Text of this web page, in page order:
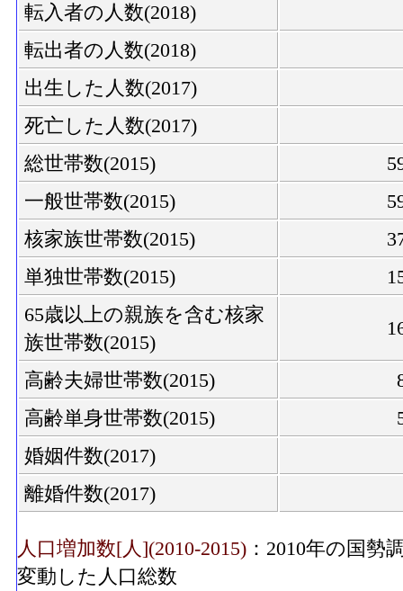
転入者の人数(2018)
転出者の人数(2018)
出生した人数(2017)
死亡した人数(2017)
総世帯数(2015)
一般世帯数(2015)
核家族世帯数(2015)
単独世帯数(2015)
65歳以上の親族を含む核家
族世帯数(2015)
高齢夫婦世帯数(2015)
高齢単身世帯数(2015)
婚姻件数(2017)
離婚件数(2017)
人口増加数[人](2010-2015) ：2010年の国勢
変動した人口総数